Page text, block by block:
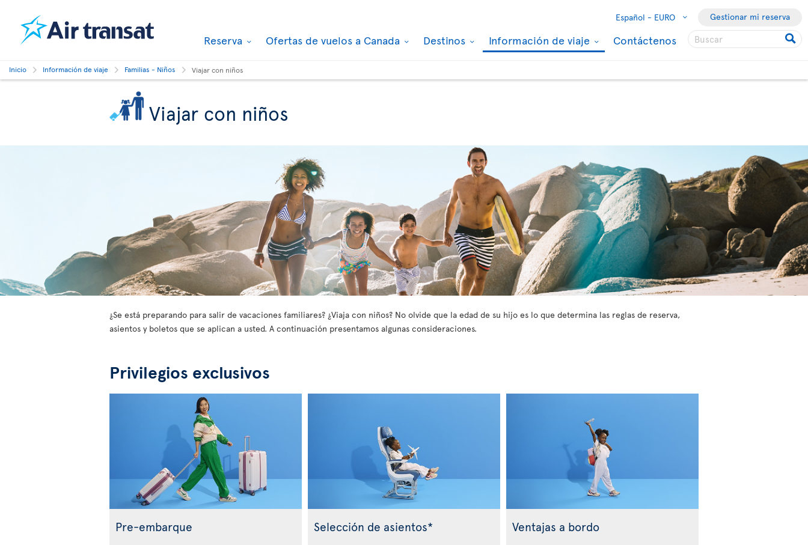
Español - EURO Gestionar mi reserva
Reserva Ofertas de vuelos a Canada Destinos Información de viaje Contáctenos
Inicio Información de viaje Familias - Niños Viajar con niños
Viajar con niños
¿Se está preparando para salir de vacaciones familiares? ¿Viaja con niños? No olvide que la edad de su hijo es lo que determina las reglas de reserva,
asientos y boletos que se aplican a usted. A continuación presentamos algunas consideraciones.
Privilegios exclusivos
Pre-embarque Selección de asientos* Ventajas a bordo